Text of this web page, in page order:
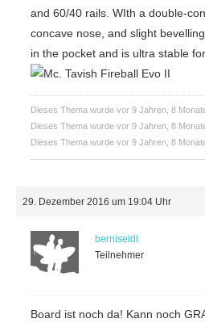
and 60/40 rails. WIth a double-
concave nose, and slight
in the pocket and is ultra stable
Dieses Thema wurde vor 9 Jahren, 8
Dieses Thema wurde vor 9 Jahren, 8
Dieses Thema wurde vor 9 Jahren, 8
29. Dezember 2016 um 19:04 Uhr
berniseidl
Teilnehmer
Board ist noch da! Kann noch